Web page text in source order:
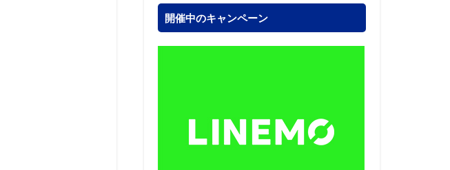
開催中のキャンペーン